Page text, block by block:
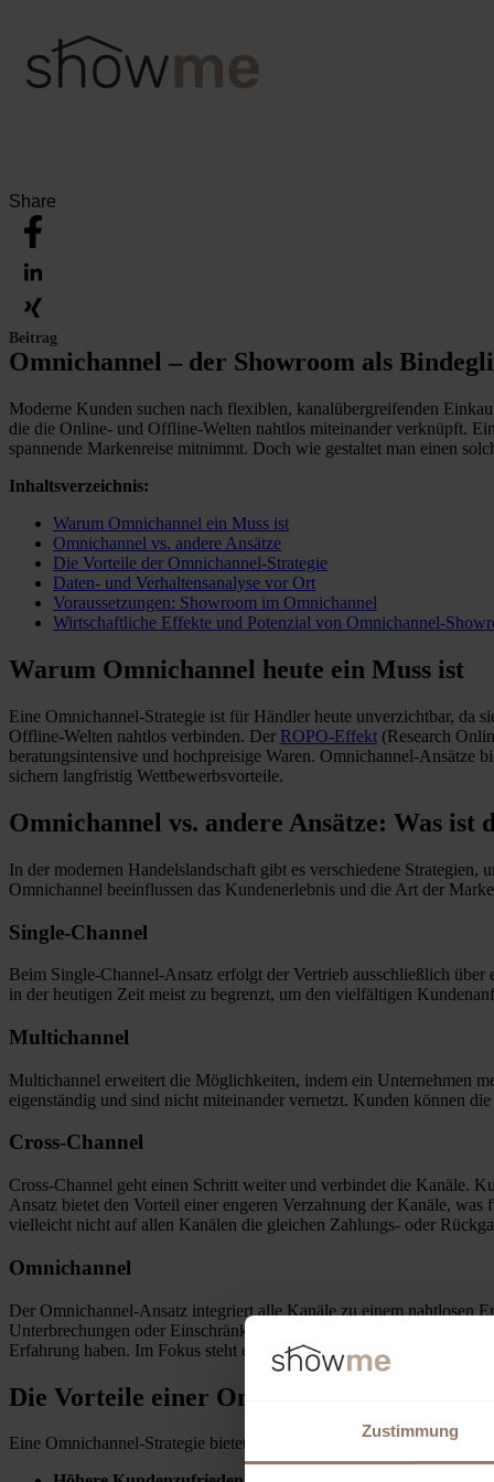
Zustimmung
Share
Beitrag
Omnichannel – der Showroom als
Moderne Kunden suchen nach flexiblen, kanalübergreifenden
die die Online- und Offline-Welten nahtlos miteinander verknüpft.
spannende Markenreise mitnimmt. Doch wie gestaltet man einen
Inhaltsverzeichnis:
Warum Omnichannel ein Muss ist
Omnichannel vs. andere Ansätze
Die Vorteile der Omnichannel-Strategie
Daten- und Verhaltensanalyse vor Ort
Voraussetzungen: Showroom im Omnichannel
Wirtschaftliche Effekte und Potenzial von Omnichannel-
Warum Omnichannel heute ein Muss ist
Eine Omnichannel-Strategie ist für Händler heute unverzichtbar, da
Offline-Welten nahtlos verbinden. Der ROPO-Effekt (Research
beratungsintensive und hochpreisige Waren. Omnichannel-Ansätze
sichern langfristig Wettbewerbsvorteile.
Omnichannel vs. andere Ansätze: Was ist
In der modernen Handelslandschaft gibt es verschiedene
Omnichannel beeinflussen das Kundenerlebnis und die Art der
Single-Channel
Beim Single-Channel-Ansatz erfolgt der Vertrieb ausschließlich
in der heutigen Zeit meist zu begrenzt, um den vielfältigen
Multichannel
Multichannel erweitert die Möglichkeiten, indem ein Unternehmen
eigenständig und sind nicht miteinander vernetzt. Kunden können
Cross-Channel
Cross-Channel geht einen Schritt weiter und verbindet die Kanäle.
Ansatz bietet den Vorteil einer engeren Verzahnung der Kanäle,
vielleicht nicht auf allen Kanälen die gleichen Zahlungs- oder
Omnichannel
Der Omnichannel-Ansatz integriert alle Kanäle zu einem nahtlosen
Unterbrechungen oder Einschränkungen. Hier verschmelzen
Erfahrung haben. Im Fokus steht ein einheitliches Kundenerlebnis
Die Vorteile einer Omnichannel-Strategie
Eine Omnichannel-Strategie bietet zahlreiche Vorteile für Händler